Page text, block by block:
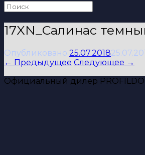
Поиск
по:
17XN_Салинас
Опубликовано 25.07.2018
← Предыдущее Следующее →
Официальный дилер